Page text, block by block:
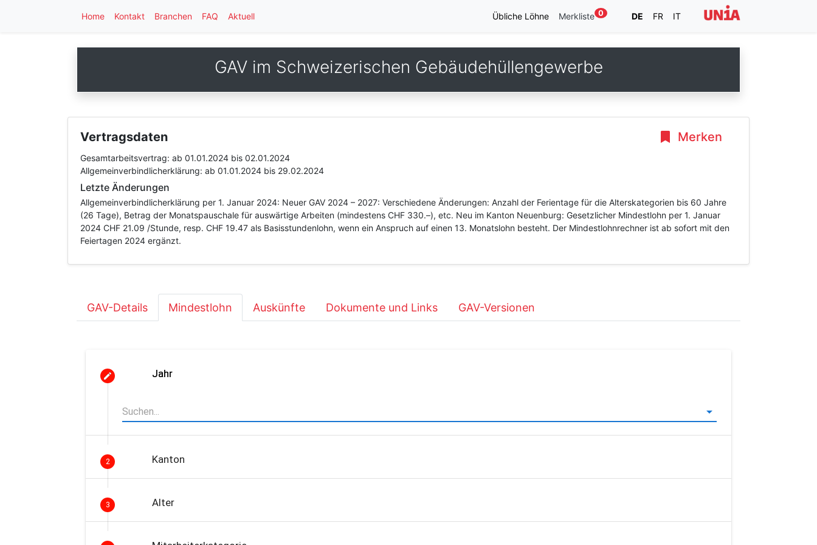
Home Kontakt Branchen FAQ Aktuell Übliche Löhne Merkliste 0 DE FR IT
GAV im Schweizerischen Gebäudehüllengewerbe
Merken
Vertragsdaten
Gesamtarbeitsvertrag: ab 01.01.2024 bis 02.01.2024
Allgemeinverbindlicherklärung: ab 01.01.2024 bis 29.02.2024
Letzte Änderungen
Allgemeinverbindlicherklärung per 1. Januar 2024: Neuer GAV 2024 – 2027: Verschiedene Änderungen: Anzahl der Ferientage für die Alterskategorien bis 60 Jahre
(26 Tage), Betrag der Monatspauschale für auswärtige Arbeiten (mindestens CHF 330.–), etc. Neu im Kanton Neuenburg: Gesetzlicher Mindestlohn per 1. Januar
2024 CHF 21.09 /Stunde, resp. CHF 19.47 als Basisstundenlohn, wenn ein Anspruch auf einen 13. Monatslohn besteht. Der Mindestlohnrechner ist ab sofort mit den
Feiertagen 2024 ergänzt.
GAV-Details Mindestlohn Auskünfte Dokumente und Links GAV-Versionen
Jahr
2 Kanton
3 Alter